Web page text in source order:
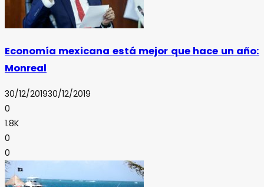
Economía mexicana está mejor que hace un año:
Monreal
30/12/201930/12/2019
0
1.8K
0
0